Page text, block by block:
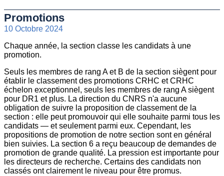
Promotions
10 Octobre 2024
Chaque année, la section classe les candidats à une
promotion.
Seuls les membres de rang A et B de la section siègent pour
établir le classement des promotions CRHC et CRHC
échelon exceptionnel, seuls les membres de rang A siègent
pour DR1 et plus. La direction du CNRS n'a aucune
obligation de suivre la proposition de classement de la
section : elle peut promouvoir qui elle souhaite parmi tous les
candidats — et seulement parmi eux. Cependant, les
propositions de promotion de notre section sont en général
bien suivies. La section 6 a reçu beaucoup de demandes de
promotion de grande qualité. La pression est importante pour
les directeurs de recherche. Certains des candidats non
classés ont clairement le niveau pour être promus.